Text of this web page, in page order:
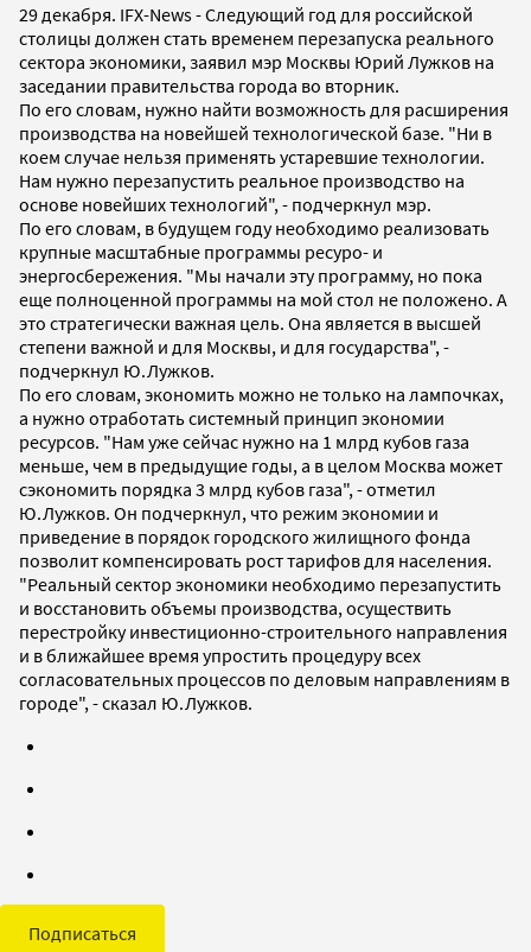
29 декабря. IFX-News - Следующий год для российской
столицы должен стать временем перезапуска реального
сектора экономики, заявил мэр Москвы Юрий Лужков на
заседании правительства города во вторник.
По его словам, нужно найти возможность для расширения
производства на новейшей технологической базе. "Ни в
коем случае нельзя применять устаревшие технологии.
Нам нужно перезапустить реальное производство на
основе новейших технологий", - подчеркнул мэр.
По его словам, в будущем году необходимо реализовать
крупные масштабные программы ресуро- и
энергосбережения. "Мы начали эту программу, но пока
еще полноценной программы на мой стол не положено. А
это стратегически важная цель. Она является в высшей
степени важной и для Москвы, и для государства", -
подчеркнул Ю.Лужков.
По его словам, экономить можно не только на лампочках,
а нужно отработать системный принцип экономии
ресурсов. "Нам уже сейчас нужно на 1 млрд кубов газа
меньше, чем в предыдущие годы, а в целом Москва может
сэкономить порядка 3 млрд кубов газа", - отметил
Ю.Лужков. Он подчеркнул, что режим экономии и
приведение в порядок городского жилищного фонда
позволит компенсировать рост тарифов для населения.
"Реальный сектор экономики необходимо перезапустить
и восстановить объемы производства, осуществить
перестройку инвестиционно-строительного направления
и в ближайшее время упростить процедуру всех
согласовательных процессов по деловым направлениям в
городе", - сказал Ю.Лужков.
Подписаться